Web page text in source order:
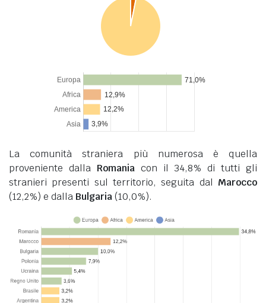
La comunità straniera più numerosa è quella
proveniente dalla Romaniacon il 34,8% di tutti gli
stranieri presenti sul territorio, seguita dal Marocco
(12,2%) e dalla Bulgaria(10,0%).